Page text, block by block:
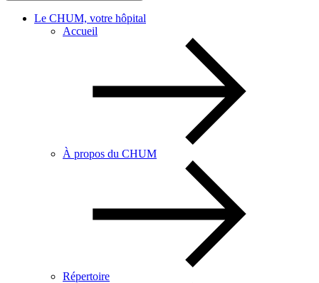
Le CHUM, votre hôpital
Accueil
À propos du CHUM
Répertoire